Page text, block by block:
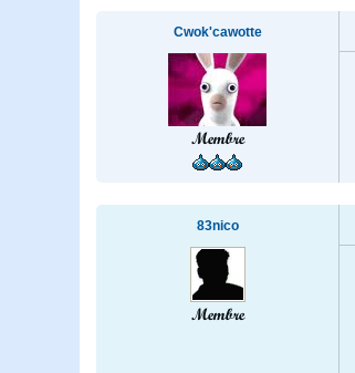
Cwok'cawotte
Membre
83nico
Membre